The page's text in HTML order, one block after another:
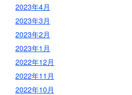
2023年4月
2023年3月
2023年2月
2023年1月
2022年12月
2022年11月
2022年10月